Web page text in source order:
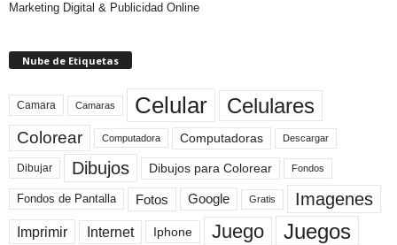
Marketing Digital & Publicidad Online
Nube de Etiquetas
Camara Camaras Celular Celulares
Colorear Computadora Computadoras Descargar
Dibujar Dibujos Dibujos para Colorear Fondos
Fondos de Pantalla Fotos Google Gratis Imagenes
Imprimir Internet Iphone Juego Juegos